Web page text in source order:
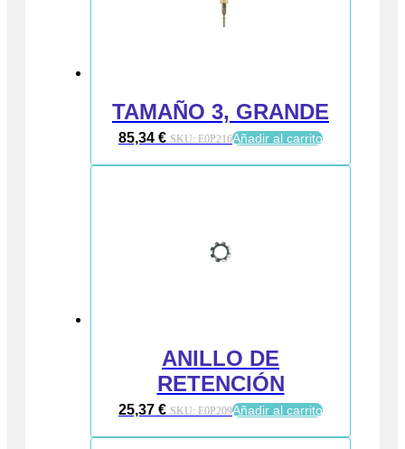
TAMAÑO 3, GRANDE
85,34 € SKU: E0P216Añadir al carrito
ANILLO DE
RETENCIÓN
25,37 € SKU: E0P209Añadir al carrito